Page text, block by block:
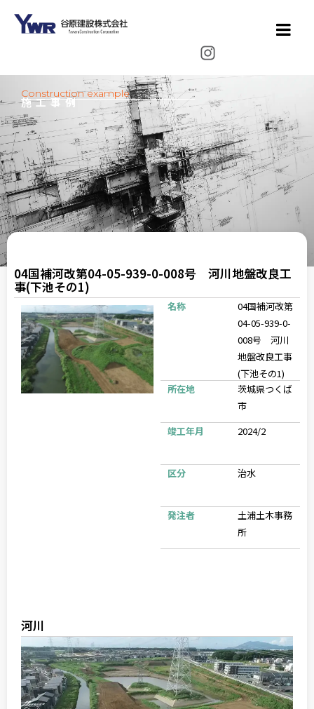
施工事例
Construction example
04国補河改第04-05-939-0-008号 河川地盤改良工
事(下池その1)
名称
04国補河改第
04-05-939-0-
008号 河川
地盤改良工事
(下池その1)
所在地
茨城県つくば
市
竣工年月
2024/2
区分 治水
発注者
土浦土木事務
所
河川